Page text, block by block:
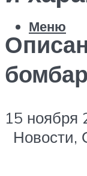
Меню
15 ноября
Новости,